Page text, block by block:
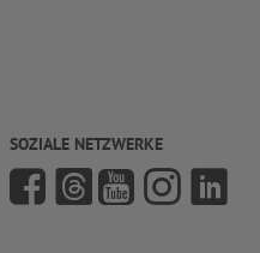
SOZIALE NETZWERKE